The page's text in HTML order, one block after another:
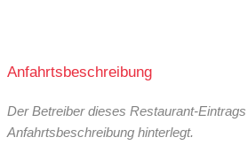
Anfahrtsbeschreibung
Der Betreiber dieses Restaurant-
Anfahrtsbeschreibung hinterlegt.